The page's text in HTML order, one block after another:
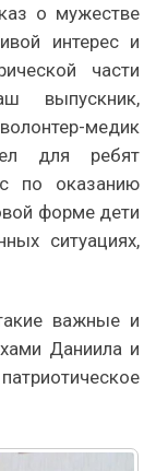
о мужестве
интерес и
части
выпускник,
медик
для ребят
по оказанию
форме дети
ситуациях,
важные и
Даниила и